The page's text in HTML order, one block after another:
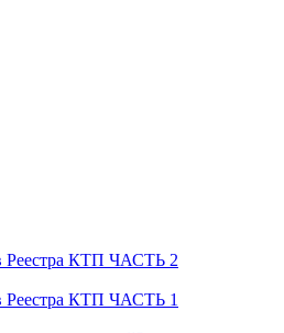
Реестра КТП ЧАСТЬ 2
Реестра КТП ЧАСТЬ 1